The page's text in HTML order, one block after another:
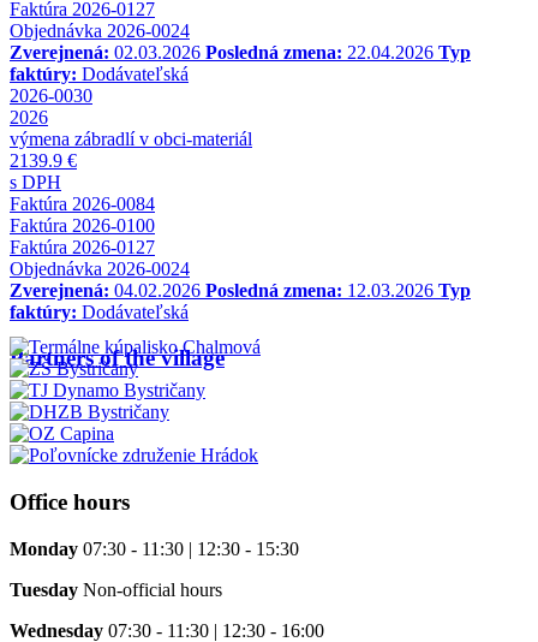
Faktúra 2026-0127
Objednávka 2026-0024
Zverejnená: 02.03.2026 Posledná zmena: 22.04.2026 Typ
faktúry: Dodávateľská
2026-0030
2026
výmena zábradlí v obci-materiál
2139.9 €
s DPH
Faktúra 2026-0084
Faktúra 2026-0100
Faktúra 2026-0127
Objednávka 2026-0024
Zverejnená: 04.02.2026 Posledná zmena: 12.03.2026 Typ
faktúry: Dodávateľská
Partners of the village
Office hours
Monday 07:30 - 11:30 | 12:30 - 15:30
Tuesday Non-official hours
Wednesday 07:30 - 11:30 | 12:30 - 16:00